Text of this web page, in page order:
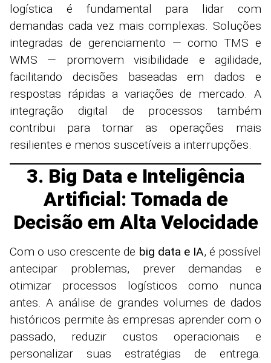
logística é fundamental para lidar com
demandas cada vez mais complexas. Soluções
integradas de gerenciamento — como TMS e
WMS — promovem visibilidade e agilidade,
facilitando decisões baseadas em dados e
respostas rápidas a variações de mercado. A
integração digital de processos também
contribui para tornar as operações mais
resilientes e menos suscetíveis a interrupções.
3. Big Data e Inteligência
Artificial: Tomada de
Decisão em Alta Velocidade
Com o uso crescente de big data e IA, é possível
antecipar problemas, prever demandas e
otimizar processos logísticos como nunca
antes. A análise de grandes volumes de dados
históricos permite às empresas aprender com o
passado, reduzir custos operacionais e
personalizar suas estratégias de entrega.